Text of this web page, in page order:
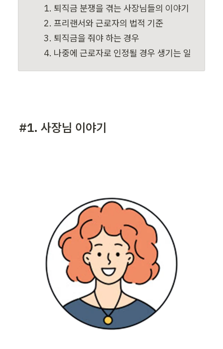
1. 퇴직금 분쟁을 겪는 사장님들의 이야기
2. 프리랜서와 근로자의 법적 기준
3. 퇴직금을 줘야 하는 경우
4. 나중에 근로자로 인정될 경우 생기는 일
#1. 사장님 이야기